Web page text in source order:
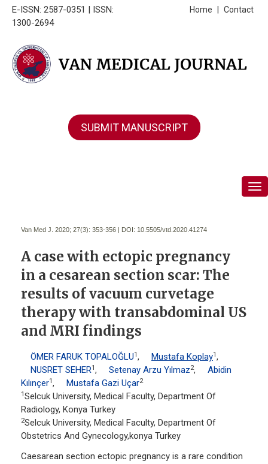
E-ISSN: 2587-0351 | ISSN:
1300-2694
Contact
Home
SUBMIT MANUSCRIPT
Van Med J. 2020; 27(3): 353-356 | DOI: 10.5505/vtd.2020.41274
A case with ectopic pregnancy
in a cesarean section scar: The
results of vacuum curvetage
therapy with transabdominal US
and MRI findings
ÖMER FARUK TOPALOĞLU1, Mustafa Koplay1,
NUSRET SEHER1, Setenay Arzu Yılmaz2,
Abidin
Kılınçer1, Mustafa Gazi Uçar2
1Selcuk University, Medical Faculty, Department Of
Radiology, Konya Turkey
2Selcuk University, Medical Faculty, Department Of
Obstetrics And Gynecology,konya Turkey
Caesarean section ectopic pregnancy is a rare condition